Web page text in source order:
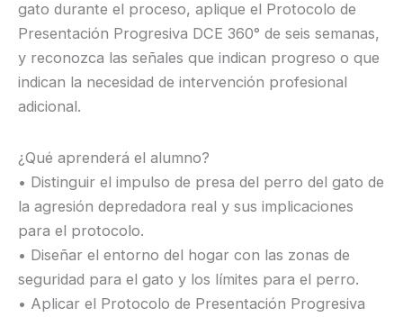
gato durante el proceso, aplique el Protocolo de
Presentación Progresiva DCE 360° de seis semanas,
y reconozca las señales que indican progreso o que
indican la necesidad de intervención profesional
adicional.
¿Qué aprenderá el alumno?
• Distinguir el impulso de presa del perro del gato de
la agresión depredadora real y sus implicaciones
para el protocolo.
• Diseñar el entorno del hogar con las zonas de
seguridad para el gato y los límites para el perro.
• Aplicar el Protocolo de Presentación Progresiva